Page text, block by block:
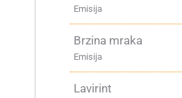
Emisija
Brzina mraka
Emisija
Lavirint